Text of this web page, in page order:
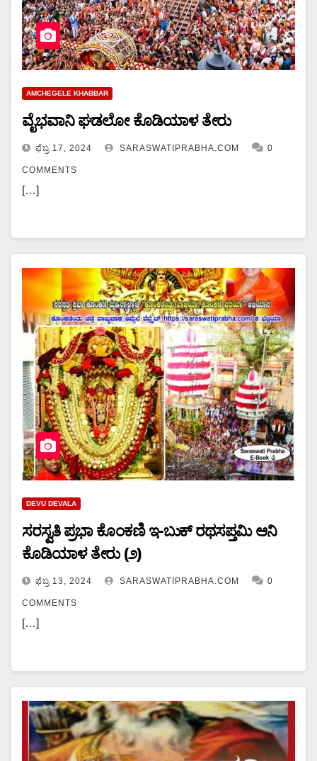
AMCHEGELE KHABBAR
ವೈಭವಾನಿ ಘಡಲೋ ಕೊಡಿಯಾಳ ತೇರು
ಫೆಬ್ರ 17, 2024 SARASWATIPRABHA.COM 0
COMMENTS
[…]
DEVU DEVALA
ಸರಸ್ವತಿ ಪ್ರಭಾ ಕೊಂಕಣಿ ಇ-ಬುಕ್ ರಥಸಪ್ತಮಿ ಆನಿ
ಕೊಡಿಯಾಳ ತೇರು (೨)
ಫೆಬ್ರ 13, 2024 SARASWATIPRABHA.COM 0
COMMENTS
[…]